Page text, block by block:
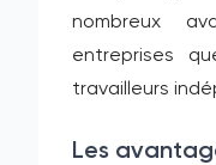
nombreux
entreprises
travailleurs
Les